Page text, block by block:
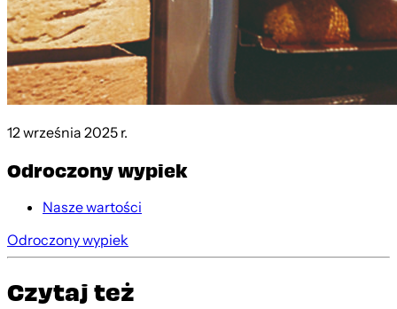
12 września 2025 r.
Odroczony wypiek
Nasze wartości
Odroczony wypiek
Czytaj też